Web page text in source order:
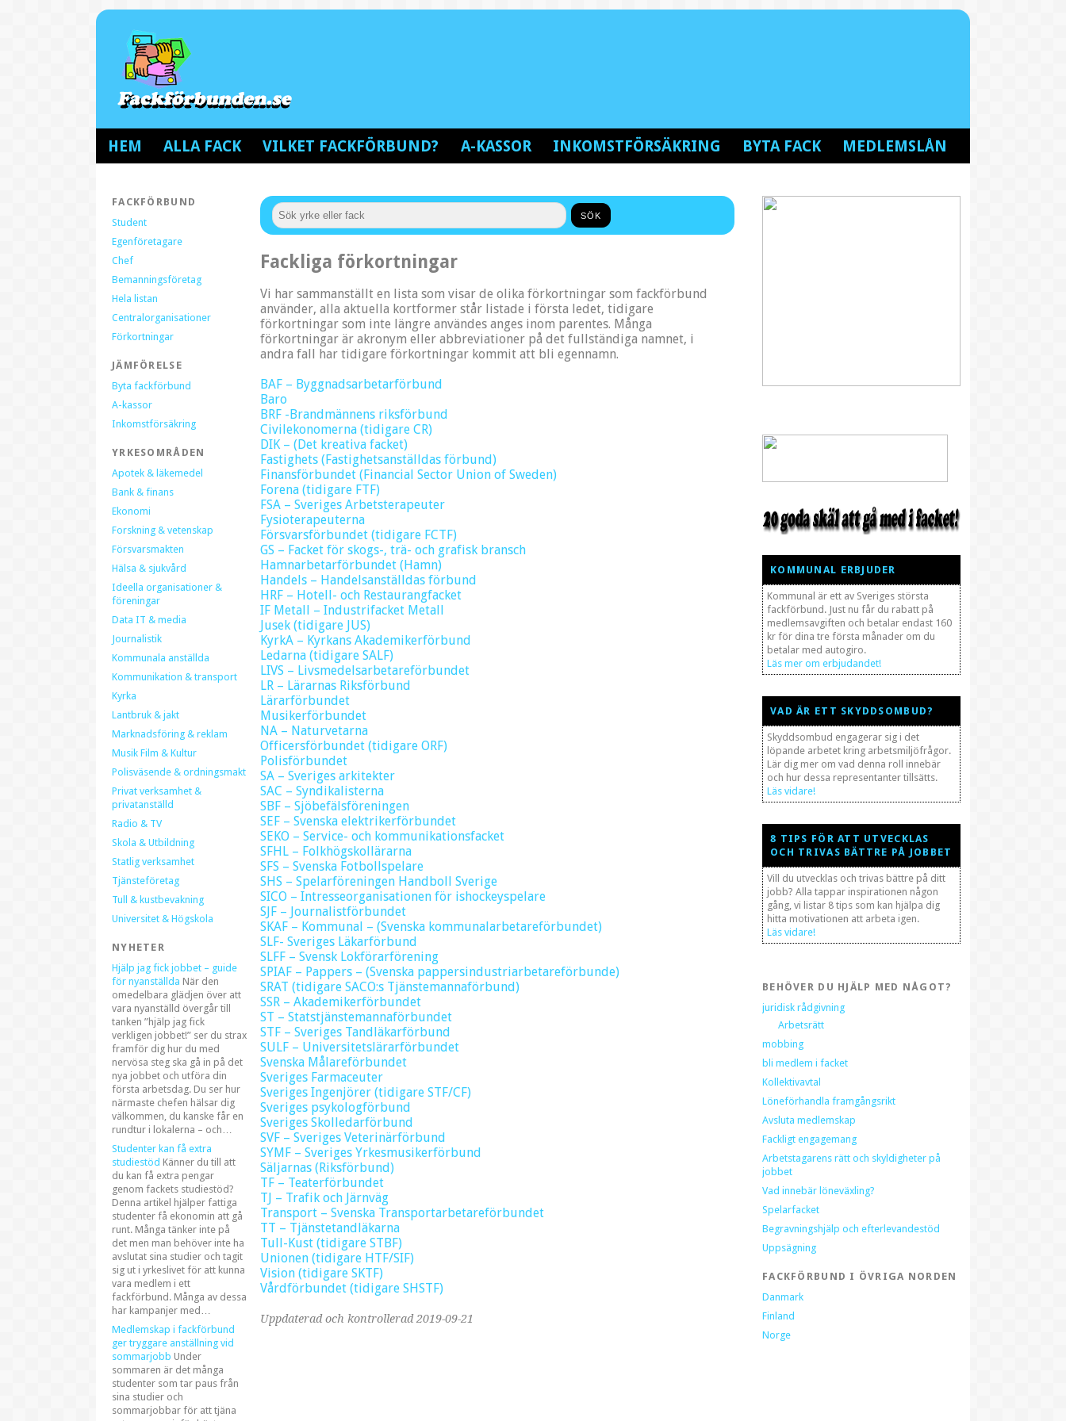
HEM ALLA FACK VILKET FACKFÖRBUND? A-KASSOR INKOMSTFÖRSÄKRING BYTA FACK MEDLEMSLÅN
FACKFÖRBUND
Student
Egenföretagare
Chef
Bemanningsföretag
Hela listan
Centralorganisationer
Förkortningar
JÄMFÖRELSE
Byta fackförbund
A-kassor
Inkomstförsäkring
YRKESOMRÅDEN
Apotek & läkemedel
Bank & finans
Ekonomi
Forskning & vetenskap
Försvarsmakten
Hälsa & sjukvård
Ideella organisationer &
föreningar
Data IT & media
Journalistik
Kommunala anställda
Kommunikation & transport
Kyrka
Lantbruk & jakt
Marknadsföring & reklam
Musik Film & Kultur
Polisväsende & ordningsmakt
Privat verksamhet &
privatanställd
Radio & TV
Skola & Utbildning
Statlig verksamhet
Tjänsteföretag
Tull & kustbevakning
Universitet & Högskola
NYHETER
Hjälp jag fick jobbet – guide
för nyanställda När den
omedelbara glädjen över att
vara nyanställd övergår till
tanken ”hjälp jag fick
verkligen jobbet!” ser du strax
framför dig hur du med
nervösa steg ska gå in på det
nya jobbet och utföra din
första arbetsdag. Du ser hur
närmaste chefen hälsar dig
välkommen, du kanske får en
rundtur i lokalerna – och…
Studenter kan få extra
studiestöd Känner du till att
du kan få extra pengar
genom fackets studiestöd?
Denna artikel hjälper fattiga
studenter få ekonomin att gå
runt. Många tänker inte på
det men man behöver inte ha
avslutat sina studier och tagit
sig ut i yrkeslivet för att kunna
vara medlem i ett
fackförbund. Många av dessa
har kampanjer med…
Medlemskap i fackförbund
ger tryggare anställning vid
sommarjobb Under
sommaren är det många
studenter som tar paus från
sina studier och
sommarjobbar för att tjäna
Fackliga förkortningar
Vi har sammanställt en lista som visar de olika förkortningar som fackförbund
använder, alla aktuella kortformer står listade i första ledet, tidigare
förkortningar som inte längre användes anges inom parentes. Många
förkortningar är akronym eller abbreviationer på det fullständiga namnet, i
andra fall har tidigare förkortningar kommit att bli egennamn.
BAF – Byggnadsarbetarförbund
Baro
BRF -Brandmännens riksförbund
Civilekonomerna (tidigare CR)
DIK – (Det kreativa facket)
Fastighets (Fastighetsanställdas förbund)
Finansförbundet (Financial Sector Union of Sweden)
Forena (tidigare FTF)
FSA – Sveriges Arbetsterapeuter
Fysioterapeuterna
Försvarsförbundet (tidigare FCTF)
GS – Facket för skogs-, trä- och grafisk bransch
Hamnarbetarförbundet (Hamn)
Handels – Handelsanställdas förbund
HRF – Hotell- och Restaurangfacket
IF Metall – Industrifacket Metall
Jusek (tidigare JUS)
KyrkA – Kyrkans Akademikerförbund
Ledarna (tidigare SALF)
LIVS – Livsmedelsarbetareförbundet
LR – Lärarnas Riksförbund
Lärarförbundet
Musikerförbundet
NA – Naturvetarna
Officersförbundet (tidigare ORF)
Polisförbundet
SA – Sveriges arkitekter
SAC – Syndikalisterna
SBF – Sjöbefälsföreningen
SEF – Svenska elektrikerförbundet
SEKO – Service- och kommunikationsfacket
SFHL – Folkhögskollärarna
SFS – Svenska Fotbollspelare
SHS – Spelarföreningen Handboll Sverige
SICO – Intresseorganisationen för ishockeyspelare
SJF – Journalistförbundet
SKAF – Kommunal – (Svenska kommunalarbetareförbundet)
SLF- Sveriges Läkarförbund
SLFF – Svensk Lokförarförening
SPIAF – Pappers – (Svenska pappersindustriarbetareförbunde)
SRAT (tidigare SACO:s Tjänstemannaförbund)
SSR – Akademikerförbundet
ST – Statstjänstemannaförbundet
STF – Sveriges Tandläkarförbund
SULF – Universitetslärarförbundet
Svenska Målareförbundet
Sveriges Farmaceuter
Sveriges Ingenjörer (tidigare STF/CF)
Sveriges psykologförbund
Sveriges Skolledarförbund
SVF – Sveriges Veterinärförbund
SYMF – Sveriges Yrkesmusikerförbund
Säljarnas (Riksförbund)
TF – Teaterförbundet
TJ – Trafik och Järnväg
Transport – Svenska Transportarbetareförbundet
TT – Tjänstetandläkarna
Tull-Kust (tidigare STBF)
Unionen (tidigare HTF/SIF)
Vision (tidigare SKTF)
Vårdförbundet (tidigare SHSTF)
Uppdaterad och kontrollerad 2019-09-21
KOMMUNAL ERBJUDER
Kommunal är ett av Sveriges största
fackförbund. Just nu får du rabatt på
medlemsavgiften och betalar endast 160
kr för dina tre första månader om du
betalar med autogiro.
Läs mer om erbjudandet!
VAD ÄR ETT SKYDDSOMBUD?
Skyddsombud engagerar sig i det
löpande arbetet kring arbetsmiljöfrågor.
Lär dig mer om vad denna roll innebär
och hur dessa representanter tillsätts.
Läs vidare!
8 TIPS FÖR ATT UTVECKLAS
OCH TRIVAS BÄTTRE PÅ JOBBET
Vill du utvecklas och trivas bättre på ditt
jobb? Alla tappar inspirationen någon
gång, vi listar 8 tips som kan hjälpa dig
hitta motivationen att arbeta igen.
Läs vidare!
BEHÖVER DU HJÄLP MED NÅGOT?
juridisk rådgivning
Arbetsrätt
mobbing
bli medlem i facket
Kollektivavtal
Löneförhandla framgångsrikt
Avsluta medlemskap
Fackligt engagemang
Arbetstagarens rätt och skyldigheter på
jobbet
Vad innebär löneväxling?
Spelarfacket
Begravningshjälp och efterlevandestöd
Uppsägning
FACKFÖRBUND I ÖVRIGA NORDEN
Danmark
Finland
Norge